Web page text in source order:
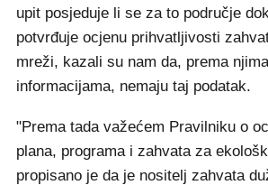
upit posjeduje li se za to područje
potvrđuje ocjenu prihvatljivosti
mreži, kazali su nam da, prema
informacijama, nemaju taj podatak.
"Prema tada važećem Pravilniku o
plana, programa i zahvata za
propisano je da je nositelj zahvata